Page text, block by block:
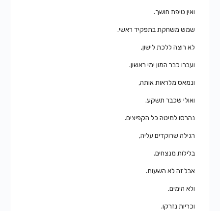
ואין טיפת חושך.
שמש משחקת בתפקיד ראשי.
לא רוצה ללכת לישון,
ועברו כבר המון ימי ראשון.
ונמאס מלראות אותה,
ואולי שכבר תשקע.
נהרסו למיטה כל הקפיצים.
רגילה שרוקדים עליה,
בלילות מנצחים.
אבל זה לא השעות.
ולא הימים.
וכריות נזרקו.